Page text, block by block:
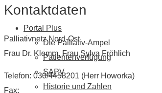
Portal Plus
Die Palliativ-Ampel
Patientenverfügung
SAPV
Historie und Zahlen
Kontaktdaten
Palliativnetz Nord-Ost
Frau Dr. Klemm, Frau Sylva Fröhlich
Telefon: 030/4458201 (Herr Howorka)
Fax: